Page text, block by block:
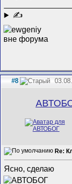
✍
#8
Re:
Ясно, сделаю